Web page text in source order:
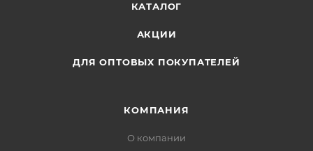
КАТАЛОГ
АКЦИИ
ДЛЯ ОПТОВЫХ ПОКУПАТЕЛЕЙ
КОМПАНИЯ
О компании